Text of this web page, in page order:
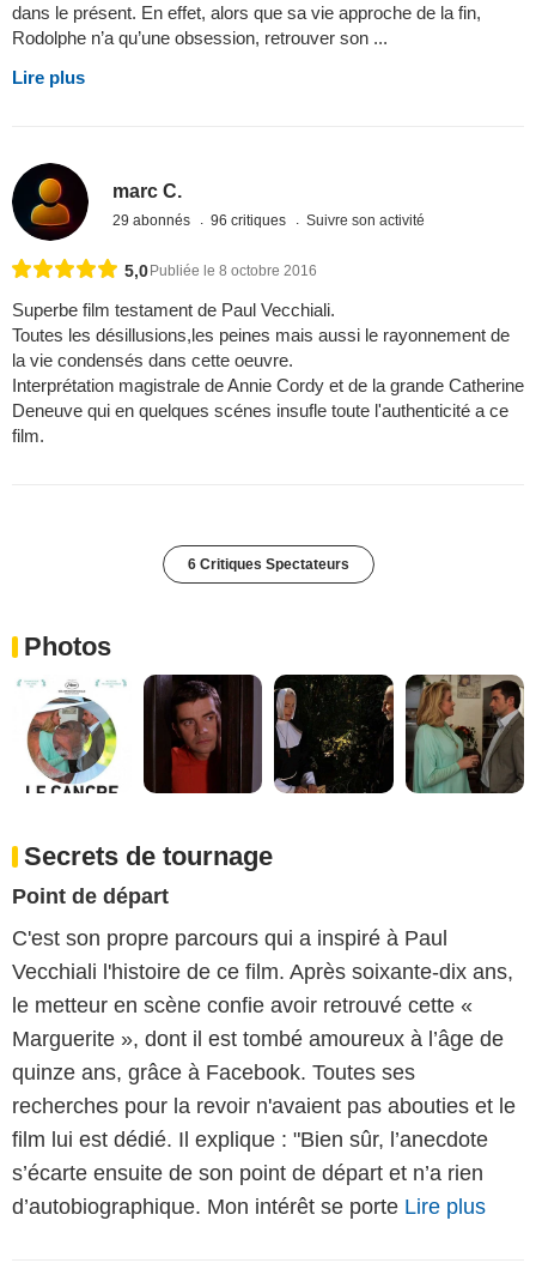
dans le présent. En effet, alors que sa vie approche de la fin,
Rodolphe n’a qu’une obsession, retrouver son ...
Lire plus
marc C.
29 abonnés 96 critiques Suivre son activité
5,0Publiée le 8 octobre 2016
Superbe film testament de Paul Vecchiali.
Toutes les désillusions,les peines mais aussi le rayonnement de
la vie condensés dans cette oeuvre.
Interprétation magistrale de Annie Cordy et de la grande Catherine
Deneuve qui en quelques scénes insufle toute l'authenticité a ce
film.
6 Critiques Spectateurs
Photos
Secrets de tournage
Point de départ
C'est son propre parcours qui a inspiré à Paul
Vecchiali l'histoire de ce film. Après soixante-dix ans,
le metteur en scène confie avoir retrouvé cette «
Marguerite », dont il est tombé amoureux à l’âge de
quinze ans, grâce à Facebook. Toutes ses
recherches pour la revoir n'avaient pas abouties et le
film lui est dédié. Il explique : "Bien sûr, l’anecdote
s’écarte ensuite de son point de départ et n’a rien
d’autobiographique. Mon intérêt se porte Lire plus